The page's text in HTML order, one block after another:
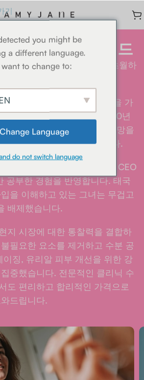
기
컴퍼니 리미티드
브랜드가 아니라, 국경을 초월하
속입니다.
마투스
'사랑받는'이라는 뜻을 가
창립자가 한국 뷰티 업계에 20년
연구 개발과 국제 표준 공급망을
지고 구축해 온 결과물입니다.
성실함과 선물을 의미하며, CEO
공부한 경험을 반영합니다. 태국
을 이해하고 있는 그녀는 무겁고
배제했습니다.
지 시장에 대한 통찰력을 결합하
필요한 요소를 제거하고 수분 공
이징, 유리알 피부 개선을 위한 강
중했습니다. 전문적인 클리닉 수
도 편리하고 합리적인 가격으로
드립니다.
you might be
a different language.
to change to:
Change Language
do not switch language